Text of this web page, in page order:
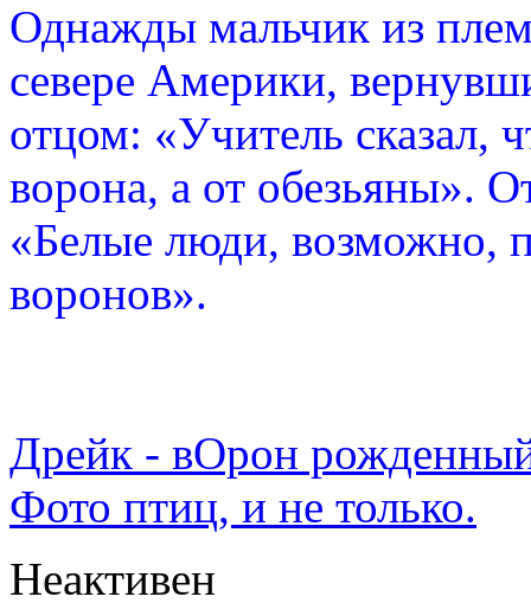
Однажды мальчик из
севере Америки,
отцом: «Учитель сказал,
ворона, а от обезьяны».
«Белые люди, возможно,
воронов».
Дрейк - вОрон
Фото птиц, и не только.
Неактивен